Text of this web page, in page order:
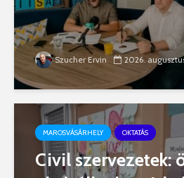
Szucher Ervin 2026.
MAROSVÁSÁRHELY OKTATÁS
Civil szervezetek: